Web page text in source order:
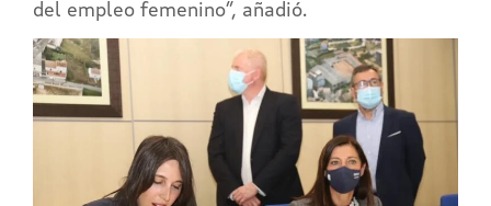
del empleo femenino”, añadió.